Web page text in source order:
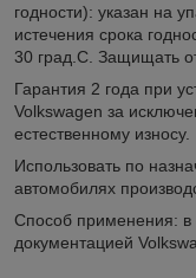
годности): указан на
истечения срока
30 град.С. Защищать
Гарантия 2 года при
Volkswagen за
естественному износу.
Использовать по
автомобилях
Способ применения: в
документацией